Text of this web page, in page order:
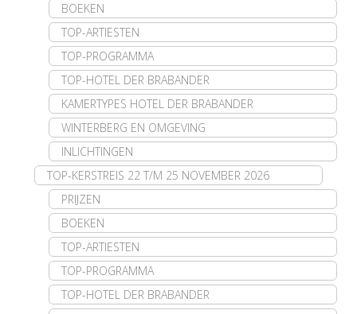
BOEKEN
TOP-ARTIESTEN
TOP-PROGRAMMA
TOP-HOTEL DER BRABANDER
KAMERTYPES HOTEL DER BRABANDER
WINTERBERG EN OMGEVING
INLICHTINGEN
TOP-KERSTREIS 22 T/M 25 NOVEMBER 2026
PRIJZEN
BOEKEN
TOP-ARTIESTEN
TOP-PROGRAMMA
TOP-HOTEL DER BRABANDER